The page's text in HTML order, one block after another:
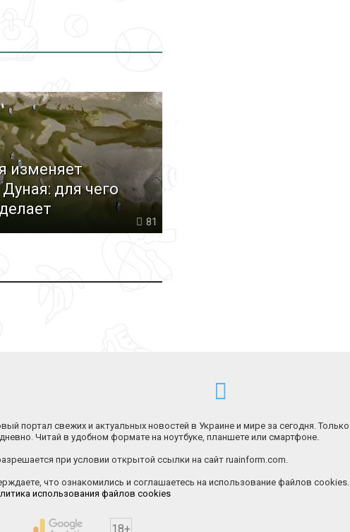
изменяет
для чего
81
портал свежих и актуальных новостей в Украине и мире за сегодня. Только
Читай в удобном формате на ноутбуке, планшете или смартфоне.
при условии открытой ссылки на сайт ruainform.com.
что ознакомились и соглашаетесь на использование файлов cookies.
использования файлов cookies
18+